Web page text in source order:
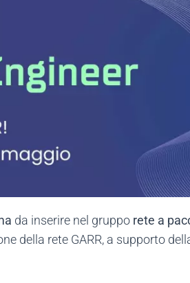
da inserire nel gruppo rete a
della rete GARR, a supporto